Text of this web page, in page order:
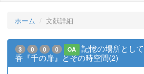
ホーム 文献詳細
3 0 0 0 OA
記憶の場所とし
香『千の扉』とその時空間(2)